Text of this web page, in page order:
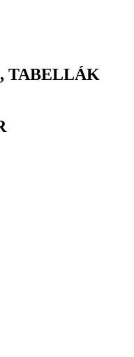
TABELLÁK